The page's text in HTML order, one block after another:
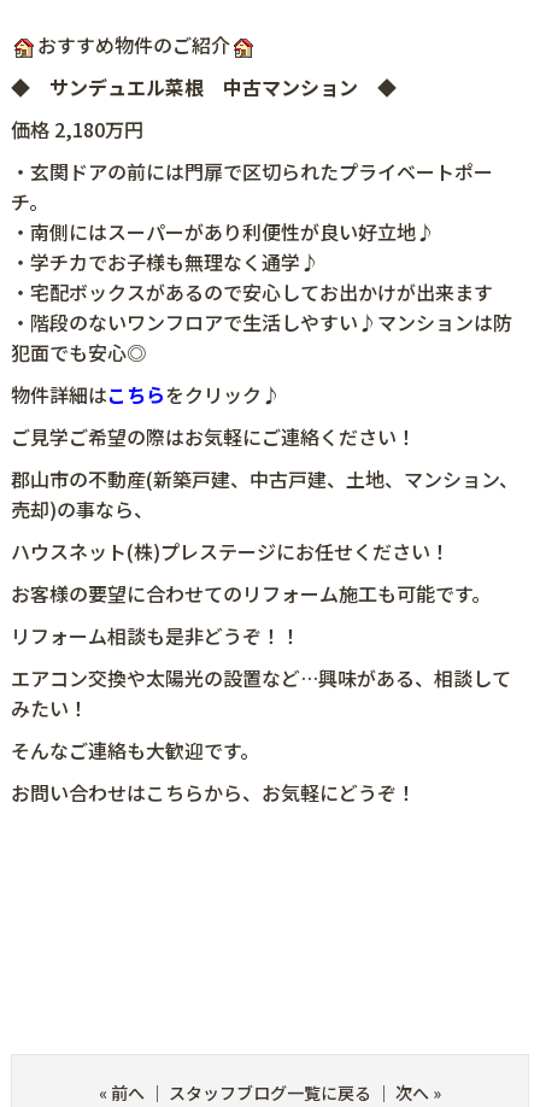
おすすめ物件のご紹介
◆ サンデュエル菜根 中古マンション ◆
価格 2,180万円
・玄関ドアの前には門扉で区切られたプライベートポー
チ。
・南側にはスーパーがあり利便性が良い好立地♪
・学チカでお子様も無理なく通学♪
・宅配ボックスがあるので安心してお出かけが出来ます
・階段のないワンフロアで生活しやすい♪マンションは防
犯面でも安心◎
物件詳細はこちらをクリック♪
ご見学ご希望の際はお気軽にご連絡ください！
郡山市の不動産(新築戸建、中古戸建、土地、マンション、
売却)の事なら、
ハウスネット(株)プレステージにお任せください！
お客様の要望に合わせてのリフォーム施工も可能です。
リフォーム相談も是非どうぞ！！
エアコン交換や太陽光の設置など…興味がある、相談して
みたい！
そんなご連絡も大歓迎です。
お問い合わせはこちらから、お気軽にどうぞ！
« 前へ｜ スタッフブログ一覧に戻る ｜ 次へ»